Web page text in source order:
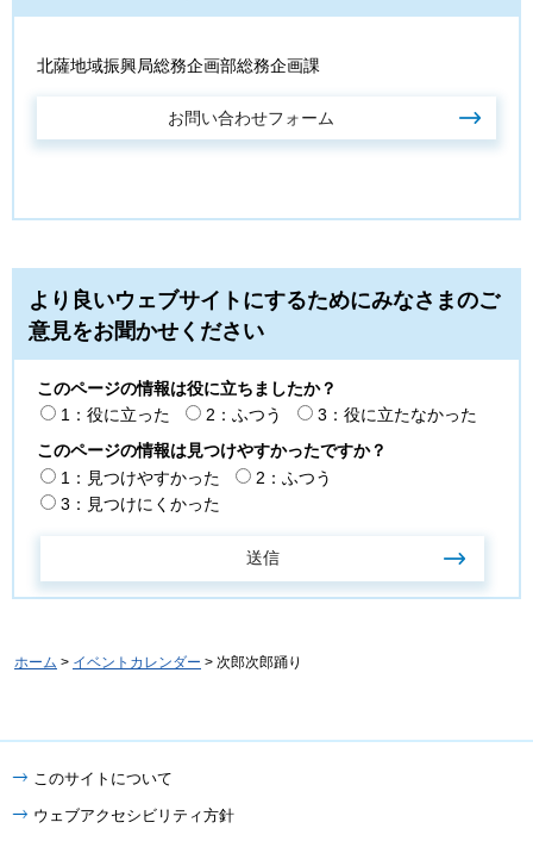
北薩地域振興局総務企画部総務企画課
より良いウェブサイトにするためにみなさまのご
意見をお聞かせください
このページの情報は役に立ちましたか？
1：役に立った
2：ふつう
3：役に立たなかった
このページの情報は見つけやすかったですか？
1：見つけやすかった
2：ふつう
3：見つけにくかった
ホーム > イベントカレンダー > 次郎次郎踊り
このサイトについて
ウェブアクセシビリティ方針